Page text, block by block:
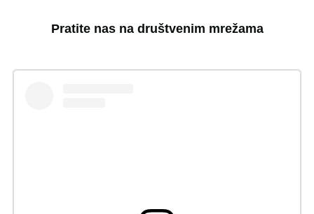
Pratite nas na društvenim mrežama